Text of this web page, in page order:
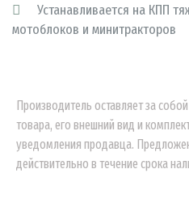
Устанавливается на КПП
мотоблоков и минитракторов
Производитель оставляет за
товара, его внешний вид и
уведомления продавца.
действительно в течение срока